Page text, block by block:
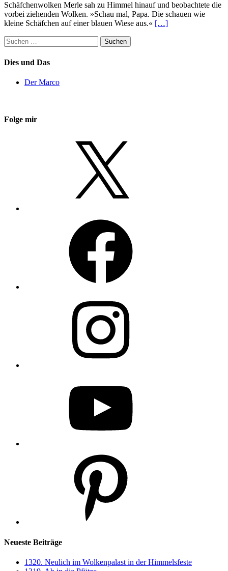
Schäfchenwolken Merle sah zu Himmel hinauf und beobachtete die
vorbei ziehenden Wolken. »Schau mal, Papa. Die schauen wie
kleine Schäfchen auf einer blauen Wiese aus.« […]
Suchen
nach:
Dies und Das
Der Marco
Folge mir
Neueste Beiträge
1320. Neulich im Wolkenpalast in der Himmelsfeste